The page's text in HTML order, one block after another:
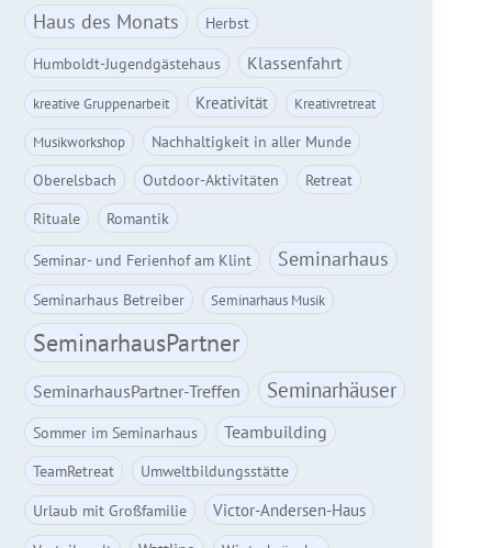
Haus des Monats
Herbst
Humboldt-Jugendgästehaus
Klassenfahrt
kreative Gruppenarbeit Kreativität Kreativretreat
Musikworkshop
Nachhaltigkeit in aller Munde
Oberelsbach
Outdoor-Aktivitäten
Retreat
Rituale
Romantik
Seminar- und Ferienhof am Klint
Seminarhaus
Seminarhaus Betreiber Seminarhaus Musik
SeminarhausPartner
SeminarhausPartner-Treffen Seminarhäuser
Sommer im Seminarhaus Teambuilding
TeamRetreat
Umweltbildungsstätte
Urlaub mit Großfamilie
Victor-Andersen-Haus